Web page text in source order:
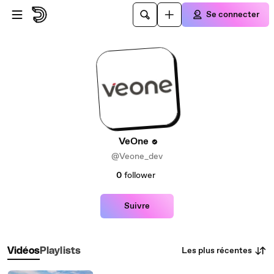
Passer au contenu principal
Se connecter
VeOne
@Veone_dev
0 follower
Suivre
VidéosPlaylists Les plus récentes